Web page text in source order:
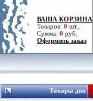
ВАША КОРЗИНА
Товаров: 0 шт.,
Сумма: 0 руб.
Оформить заказ
Товары дня